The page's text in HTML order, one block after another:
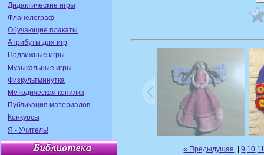
Дидактические игры
Фланелеграф
Обучающие плакаты
Атрибуты для игр
Подвижные игры
Музыкальные игры
Физкультминутка
Методическая копилка
Публикация материалов
Конкурсы
Я - Учитель!
« Предыдущая |9 10